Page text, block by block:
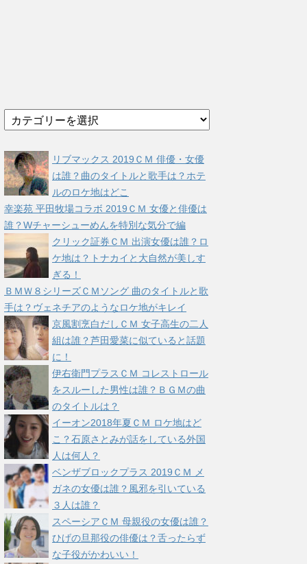
テ
リ
ー
リブマックス 2019ＣＭ 俳優・女優
は誰？曲のタイトルと歌手は？ホテ
ルのロケ地はどこ
幸楽苑 平田牧場コラボ 2019ＣＭ 女優と俳優は
誰？Wチャーシューめんを特別な気分で編
クリック証券ＣＭ 出演女優は誰？ロ
ケ地は？トナカイと大自然が美しす
ぎる！
ＢＭＷ８シリーズＣＭソング 曲のタイトルと歌
手は？ヴェネチアのようなロケ地がキレイ
京風割烹白だしＣＭ 女子高生の二人
組は誰？芦田愛菜に似ていると話題
に！
伊右衛門プラスＣＭ コレストロール
をスルーした男性は誰？ＢＧＭの曲
のタイトルは？
イーオン2018年夏ＣＭ ロケ地はど
こ？石原さとみが話をしている外国
人は何人？
ベンザブロックプラス 2019ＣＭ メ
ガネの女優は誰？風邪を引いている
３人は誰？
スペーシアＣＭ 母親役の女優は誰？
ひげの旦那役の俳優は？舌ったらず
な子役がかわいい！